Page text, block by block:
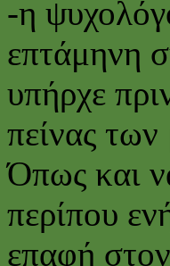
-η
επτάμηνη
υπήρχε
πείνας
Όπως και
περίπου
επαφή